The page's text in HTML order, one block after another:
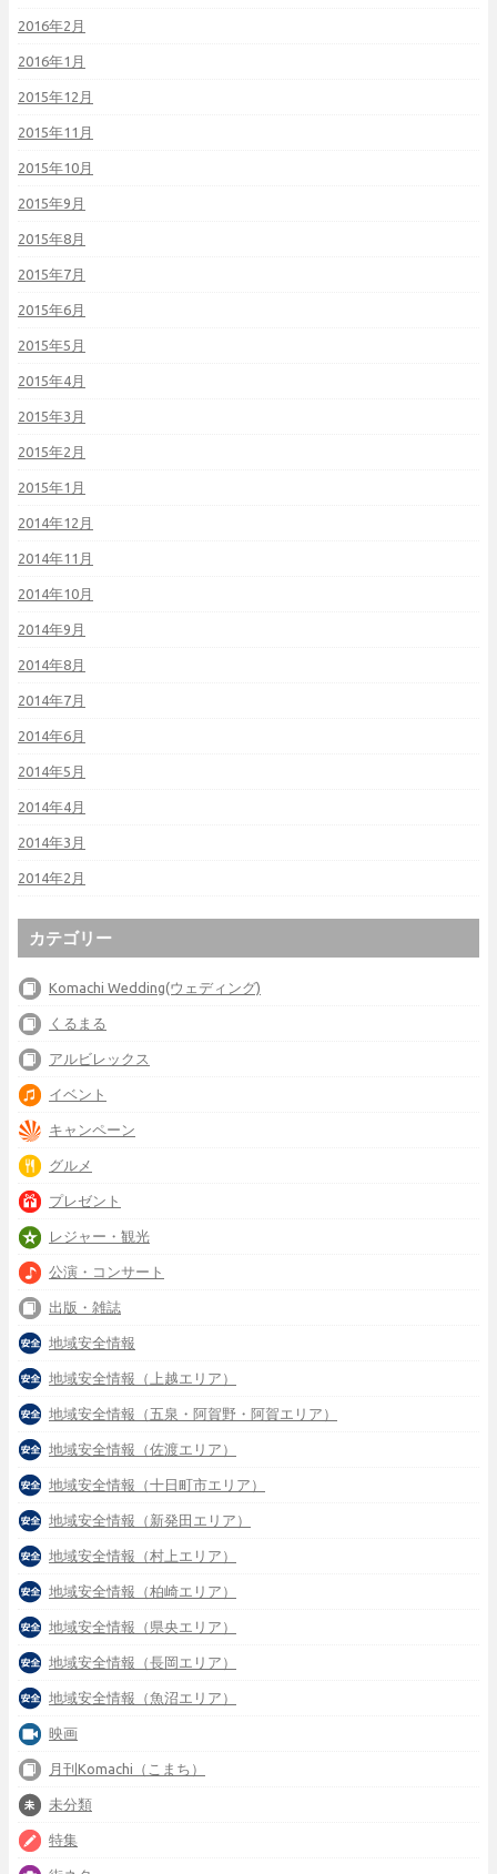
2016年2月
2016年1月
2015年12月
2015年11月
2015年10月
2015年9月
2015年8月
2015年7月
2015年6月
2015年5月
2015年4月
2015年3月
2015年2月
2015年1月
2014年12月
2014年11月
2014年10月
2014年9月
2014年8月
2014年7月
2014年6月
2014年5月
2014年4月
2014年3月
2014年2月
カテゴリー
Komachi Wedding(ウェディング)
くるまる
アルビレックス
イベント
キャンペーン
グルメ
プレゼント
レジャー・観光
公演・コンサート
出版・雑誌
地域安全情報
地域安全情報（上越エリア）
地域安全情報（五泉・阿賀野・阿賀エリア）
地域安全情報（佐渡エリア）
地域安全情報（十日町市エリア）
地域安全情報（新発田エリア）
地域安全情報（村上エリア）
地域安全情報（柏崎エリア）
地域安全情報（県央エリア）
地域安全情報（長岡エリア）
地域安全情報（魚沼エリア）
映画
月刊Komachi（こまち）
未分類
特集